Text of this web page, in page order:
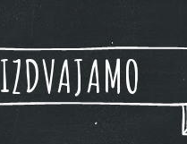
IZDVAJAMO